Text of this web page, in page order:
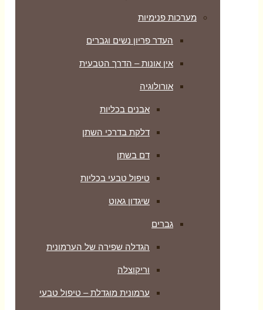
מערכות פנימיות
העדר פריון נשים וגברים
אין אונות – הדרך הטבעית
אורולוגיה
אבנים בכליות
דלקת בדרכי השתן
דם בשתן
טיפול טבעי בכליות
שיגדון גאוט
גברים
הגדלה שפירה של הערמונית
וריקוצלה
ערמונית מוגדלת – טיפול טבעי